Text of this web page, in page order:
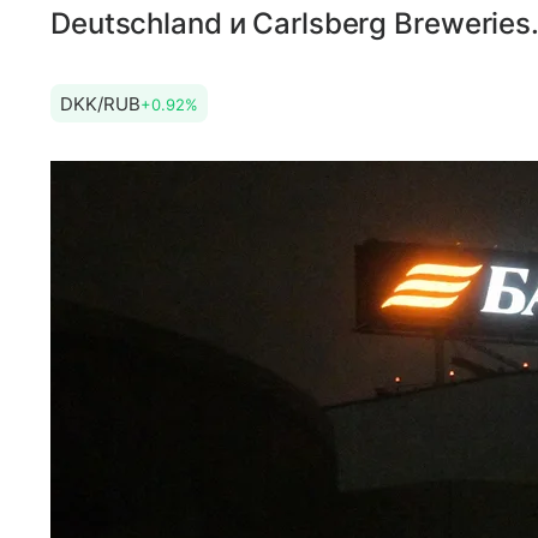
Deutschland и Carlsberg Breweries.
DKK/RUB+0.92%